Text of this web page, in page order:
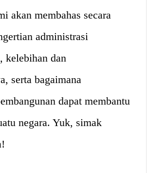
akan membahas secara
administrasi
kelebihan dan
serta bagaimana
dapat membantu
negara. Yuk, simak